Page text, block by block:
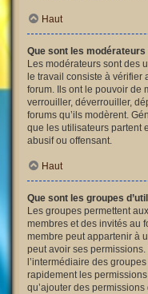
Haut
Que sont les modérateurs
Les modérateurs sont des
le travail consiste à
forum. Ils ont le pouvoir de
verrouiller, déverrouiller,
forums qu’ils modèrent.
que les utilisateurs partent
abusif ou offensant.
Haut
Que sont les groupes
Les groupes permettent
membres et des invités au
membre peut appartenir à
peut avoir ses
l’intermédiaire des
rapidement les
qu’ajouter des